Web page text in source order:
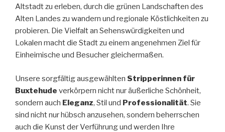
Altstadt zu erleben, durch die grünen Landschaften des
Alten Landes zu wandern und regionale Köstlichkeiten zu
probieren. Die Vielfalt an Sehenswürdigkeiten und
Lokalen macht die Stadt zu einem angenehmen Ziel für
Einheimische und Besucher gleichermaßen.
Unsere sorgfältig ausgewählten Stripperinnen für
Buxtehude verkörpern nicht nur äußerliche Schönheit,
sondern auch Eleganz, Stil und Professionalität. Sie
sind nicht nur hübsch anzusehen, sondern beherrschen
auch die Kunst der Verführung und werden Ihre